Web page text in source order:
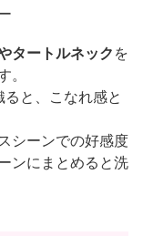
タートルネックを
ると、こなれ感と
シーンでの好感度
ンにまとめると洗